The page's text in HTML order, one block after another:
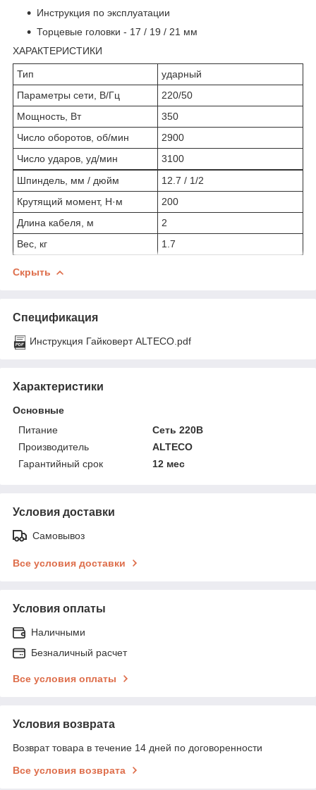
Инструкция по эксплуатации
Торцевые головки - 17 / 19 / 21 мм
ХАРАКТЕРИСТИКИ
Тип
ударный
Параметры сети, В/Гц
220/50
Мощность, Вт
350
Число оборотов, об/мин
2900
Число ударов, уд/мин
3100
Шпиндель, мм / дюйм
12.7 / 1/2
Крутящий момент, Н·м
200
Длина кабеля, м
2
Вес, кг
1.7
Скрыть
Спецификация
Инструкция Гайковерт ALTECO.pdf
Характеристики
Основные
Питание
Сеть 220В
Производитель
ALTECO
Гарантийный срок
12 мес
Условия доставки
Самовывоз
Все условия доставки
Условия оплаты
Наличными
Безналичный расчет
Все условия оплаты
Условия возврата
Возврат товара в течение 14 дней по договоренности
Все условия возврата